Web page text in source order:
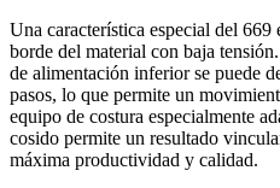
Una característica especial del 669
borde del material con baja
de alimentación inferior se puede
pasos, lo que permite un
equipo de costura especialmente
cosido permite un resultado
máxima productividad y calidad.